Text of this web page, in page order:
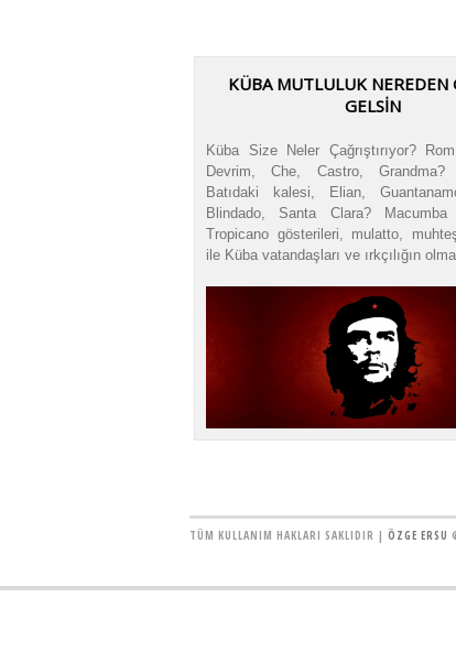
KÜBA MUTLULUK NEREDEN
GELSİN
Küba Size Neler Çağrıştırıyor?
Devrim, Che, Castro, Grandma?
Batıdaki kalesi, Elian,
Blindado, Santa Clara?
Tropicano gösterileri, mulatto,
ile Küba vatandaşları ve ırkçılığın
TÜM KULLANIM HAKLARI SAKLIDIR | ÖZGE ERSU